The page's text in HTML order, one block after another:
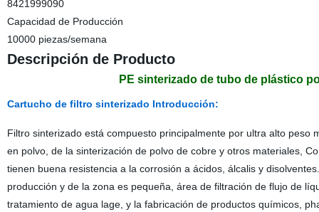
8421999090
Capacidad de Producción
10000 piezas/semana
Descripción de Producto
PE sinterizado de tubo de plástico
Cartucho de filtro sinterizado Introducción:
Filtro sinterizado está compuesto principalmente por ultra alto peso
en polvo, de la sinterización de polvo de cobre y otros materiales,
tienen buena resistencia a la corrosión a ácidos, álcalis y
producción y de la zona es pequeña, área de filtración de flujo de
tratamiento de agua lage, y la fabricación de productos químicos,